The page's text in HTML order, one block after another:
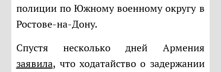
полиции по Южному военному округу в
Ростове-на-Дону.
Спустя несколько дней Армения
заявила, что ходатайство о задержании